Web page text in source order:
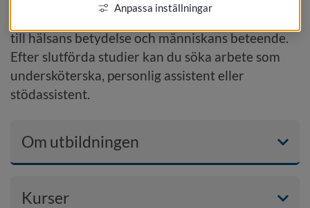
Här får du lär dig allt från hur kroppen fungerar
till hälsans betydelse och människans beteende.
Efter slutförda studier kan du söka arbete som
undersköterska, personlig assistent eller
stödassistent.
Om utbildningen
Kurser
Anpassa inställningar